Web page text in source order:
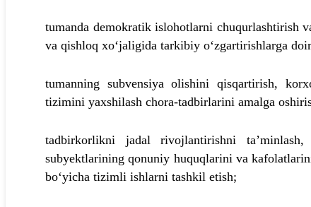
tumanda demokratik islohotlarni chuqurlashtirish
va qishloq xo‘jaligida tarkibiy o‘zgartirishlarga
tumanning subvensiya olishini qisqartirish,
tizimini yaxshilash chora-tadbirlarini amalga
tadbirkorlikni jadal rivojlantirishni
subyektlarining qonuniy huquqlarini va
bo‘yicha tizimli ishlarni tashkil etish;